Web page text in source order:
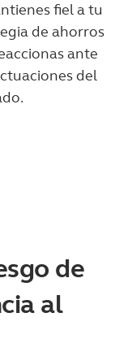
fiel a tu
de ahorros
ante
del
de
al